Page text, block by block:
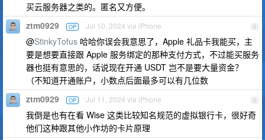
买云服务器之类的。匿名又方便。
5
ztm0929 OP Jul 10, 2024 via iPhone
@StinkyTofus 哈哈你误会我意思了，Apple 礼品卡我能买，主
要是想要直接跟 Apple 服务绑定的那种支付方式，不过能买服务
器也挺有意思的，话说现在开通 USDT 岂不是要大量资金？
（不知道开通账户，小数点后面最多可以有几位数
6
ztm0929 OP Jul 11, 2024 via iPhone
我倒是也有在看 Wise 这类比较知名规范的虚拟银行卡，很好奇
他们这种跟其他小作坊的卡片原理